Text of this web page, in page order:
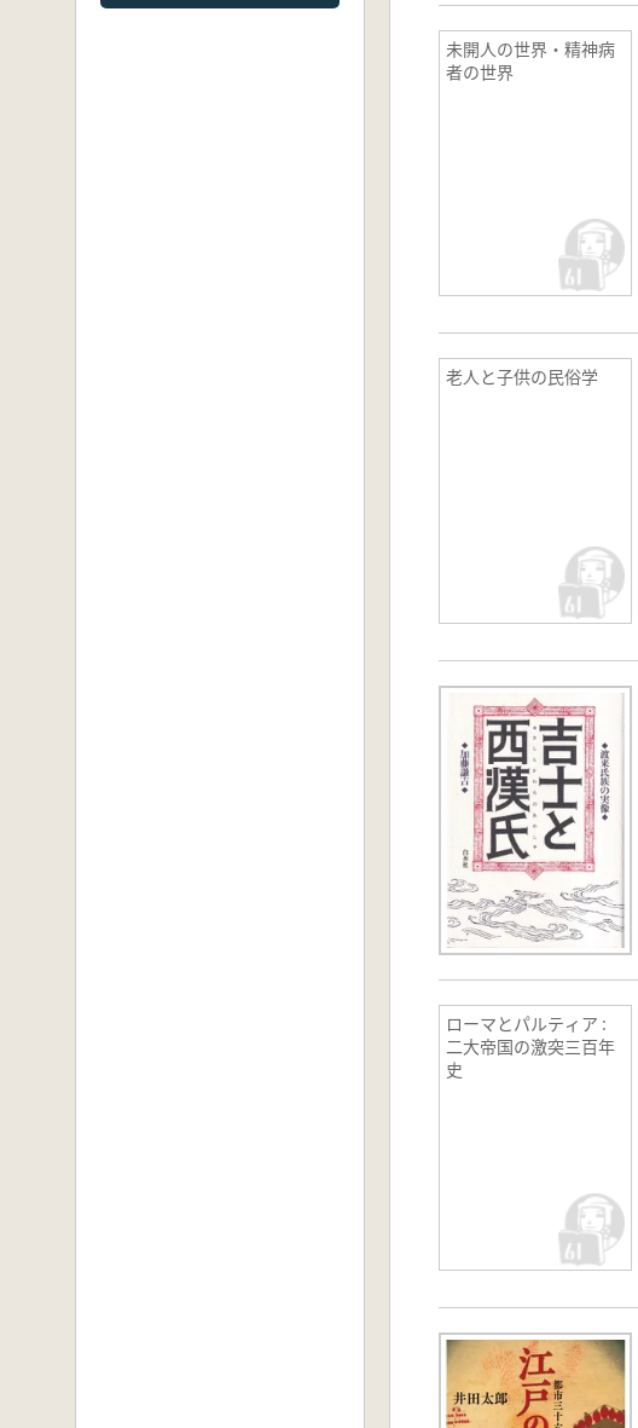
未開人の世界・精神病
者の世界
老人と子供の民俗学
ローマとパルティア :
二大帝国の激突三百年
史